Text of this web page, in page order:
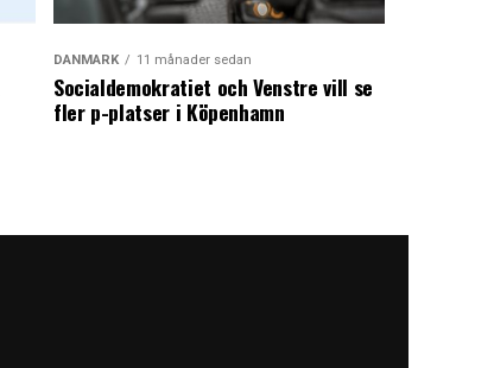
DANMARK 11 månader sedan
Socialdemokratiet och Venstre vill se
fler p-platser i Köpenhamn